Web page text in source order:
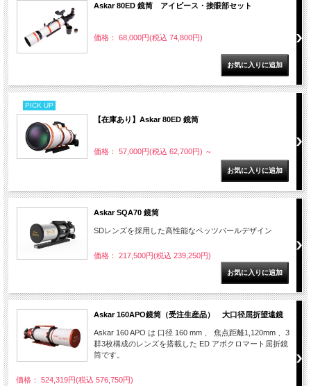
Askar 80ED 鏡筒 アイピース・接眼部セット
価格： 68,000円(税込 74,800円)
PICK UP
【在庫あり】Askar 80ED 鏡筒
価格： 57,000円(税込 62,700円) ～
Askar SQA70 鏡筒
SDレンズを採用した高性能なペッツバールデザイン
価格： 217,500円(税込 239,250円)
Askar 160APO鏡筒（受注生産品） 大口径屈折望遠鏡
Askar 160 APO は 口径 160 mm 、 焦点距離1,120mm 、3
群3枚構成のレンズを搭載した ED アポクロマート屈折鏡
筒です。
価格： 524,319円(税込 576,750円)